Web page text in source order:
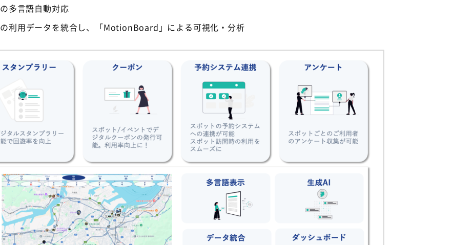
多言語自動対応
の利用データを統合し、「MotionBoard」による可視化・分析